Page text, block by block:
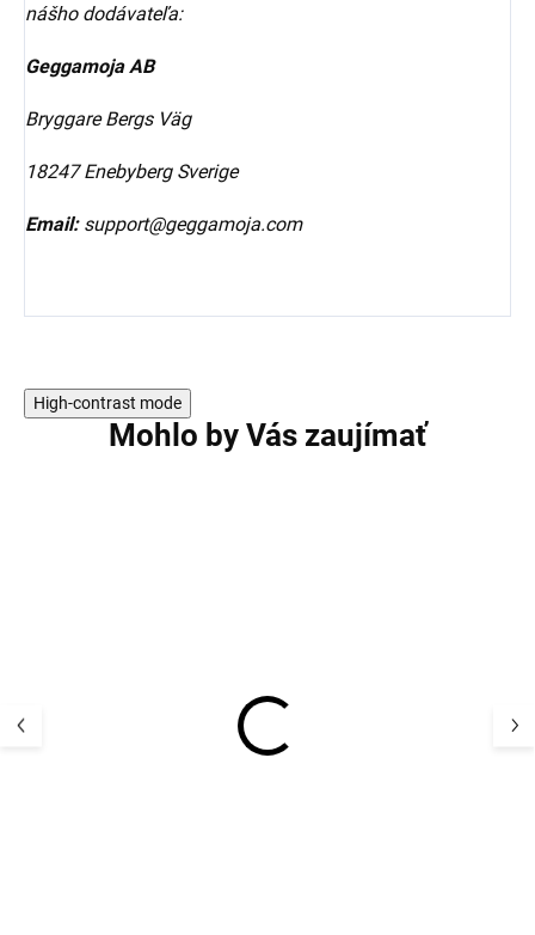
nášho dodávateľa:
Geggamoja AB
Bryggare Bergs Väg
18247 Enebyberg Sverige
Email:support@geggamoja.com
High-contrast mode
Mohlo by Vás zaujímať